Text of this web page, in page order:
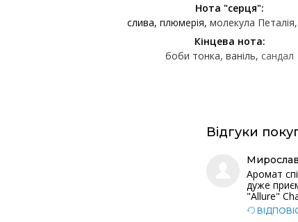
Нота "серця":
слива плюмерія молекула Петалія
Кінцева нота:
боби тонка ваніль сандал
Відгуки
Аромат
дуже
"Allure"